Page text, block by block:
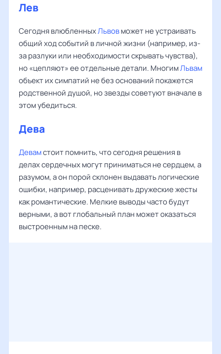
Лев
Сегодня влюбленныхЛьвовможет не устраивать
общий ход событий в личной жизни (например, из-
за разлуки или необходимости скрывать чувства),
но «цепляют» ее отдельные детали. МногимЛьвам
объект их симпатий не без оснований покажется
родственной душой, но звезды советуют вначале в
этом убедиться.
Дева
Девамстоит помнить, что сегодня решения в
делах сердечных могут приниматься не сердцем, а
разумом, а он порой склонен выдавать логические
ошибки, например, расценивать дружеские жесты
как романтические. Мелкие выводы часто будут
верными, а вот глобальный план может оказаться
выстроенным на песке.